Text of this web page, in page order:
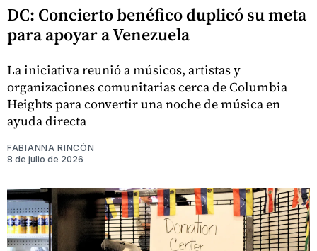
DC: Concierto benéfico duplicó su meta
para apoyar a Venezuela
La iniciativa reunió a músicos, artistas y
organizaciones comunitarias cerca de Columbia
Heights para convertir una noche de música en
ayuda directa
FABIANNA RINCÓN
8 de julio de 2026